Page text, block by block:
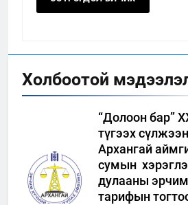
Холбоотой
“Долоон бар”
түгээх
Архангай
сумын
дулааны
тарифын